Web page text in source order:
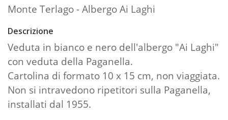
Monte Terlago - Albergo Ai Laghi
Descrizione
Veduta in bianco e nero dell'albergo "Ai Laghi"
con veduta della Paganella.
Cartolina di formato 10 x 15 cm, non viaggiata.
Non si intravedono ripetitori sulla Paganella,
installati dal 1955.